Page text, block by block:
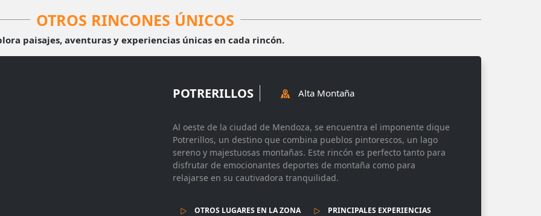
OTROS RINCONES ÚNICOS
paisajes, aventuras y experiencias únicas en cada rincón.
POTRERILLOS Alta Montaña
Al oeste de la ciudad de Mendoza, se encuentra el imponente dique
Potrerillos, un destino que combina pueblos pintorescos, un lago
sereno y majestuosas montañas. Este rincón es perfecto tanto para
disfrutar de emocionantes deportes de montaña como para
relajarse en su cautivadora tranquilidad.
OTROS LUGARES EN LA ZONA
PRINCIPALES EXPERIENCIAS